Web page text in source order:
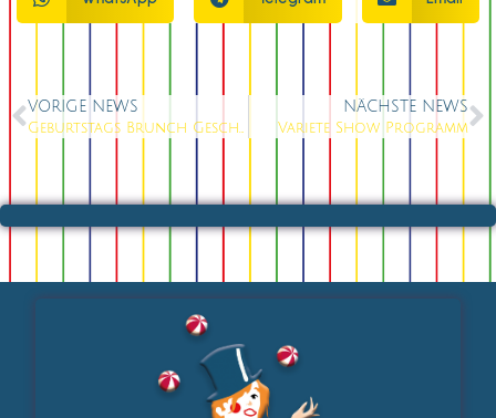
VORIGE NEWS
Geburtstags Brunch Geschenk Idee
NÄCHSTE NEWS
Variete Show Programm